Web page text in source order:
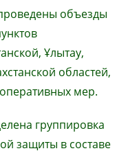
объезды
Ұлытау,
областей,
мер.
группировка
защиты в составе